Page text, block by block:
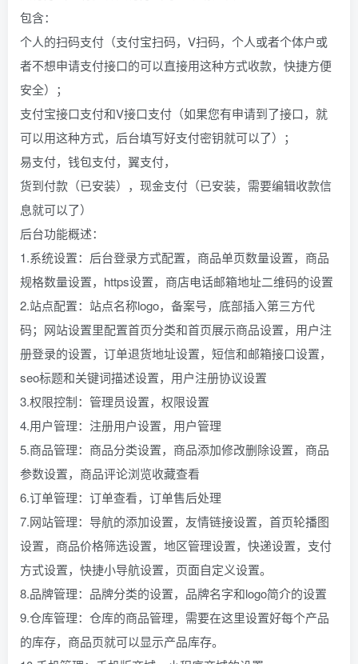
包含：
个人的扫码支付（支付宝扫码，V扫码，个人或者个体户或
者不想申请支付接口的可以直接用这种方式收款，快捷方便
安全）；
支付宝接口支付和V接口支付（如果您有申请到了接口，就
可以用这种方式，后台填写好支付密钥就可以了）；
易支付，钱包支付，翼支付，
货到付款（已安装），现金支付（已安装，需要编辑收款信
息就可以了）
后台功能概述：
1.系统设置：后台登录方式配置，商品单页数量设置，商品
规格数量设置，https设置，商店电话邮箱地址二维码的设置
2.站点配置：站点名称logo，备案号，底部插入第三方代
码；网站设置里配置首页分类和首页展示商品设置，用户注
册登录的设置，订单退货地址设置，短信和邮箱接口设置，
seo标题和关键词描述设置，用户注册协议设置
3.权限控制：管理员设置，权限设置
4.用户管理：注册用户设置，用户管理
5.商品管理：商品分类设置，商品添加修改删除设置，商品
参数设置，商品评论浏览收藏查看
6.订单管理：订单查看，订单售后处理
7.网站管理：导航的添加设置，友情链接设置，首页轮播图
设置，商品价格筛选设置，地区管理设置，快递设置，支付
方式设置，快捷小导航设置，页面自定义设置。
8.品牌管理：品牌分类的设置，品牌名字和logo简介的设置
9.仓库管理：仓库的商品管理，需要在这里设置好每个产品
的库存，商品页就可以显示产品库存。